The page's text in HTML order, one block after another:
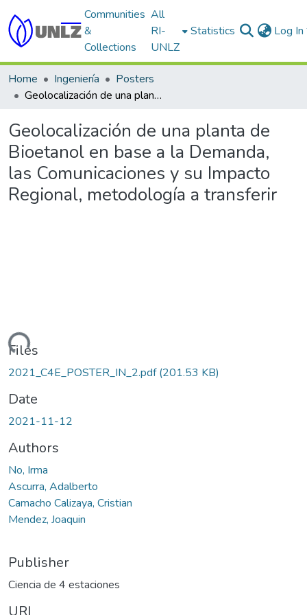
Communities
&
Collections
All
RI-
UNLZ
Statistics Log In
Home Ingeniería
Posters
Geolocalización de una planta de Bioetanol en base a la Demanda, las Comunicaciones y su Impacto Regional, metodología a transferir
Geolocalización de una planta de
Bioetanol en base a la Demanda,
las Comunicaciones y su Impacto
Regional, metodología a transferir
Loading...
Files
2021_C4E_POSTER_IN_2.pdf(201.53 KB)
Date
2021-11-12
Authors
No, Irma
Ascurra, Adalberto
Camacho Calizaya, Cristian
Mendez, Joaquin
Publisher
Ciencia de 4 estaciones
URI